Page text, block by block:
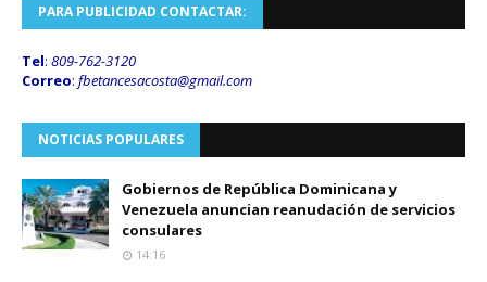
PARA PUBLICIDAD CONTACTAR:
Tel: 809-762-3120
Correo: fbetancesacosta@gmail.com
NOTICIAS POPULARES
Gobiernos de República Dominicana y
Venezuela anuncian reanudación de servicios
consulares
14:16